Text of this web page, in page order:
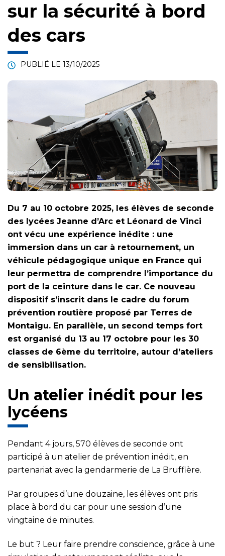
sur la sécurité à bord
des cars
PUBLIÉ LE 13/10/2025
Du 7 au 10 octobre 2025, les élèves de seconde
des lycées Jeanne d’Arc et Léonard de Vinci
ont vécu une expérience inédite : une
immersion dans un car à retournement, un
véhicule pédagogique unique en France qui
leur permettra de comprendre l’importance du
port de la ceinture dans le car. Ce nouveau
dispositif s’inscrit dans le cadre du forum
prévention routière proposé par Terres de
Montaigu. En parallèle, un second temps fort
est organisé du 13 au 17 octobre pour les 30
classes de 6ème du territoire, autour d’ateliers
de sensibilisation.
Un atelier inédit pour les
lycéens
Pendant 4 jours, 570 élèves de seconde ont
participé à un atelier de prévention inédit, en
partenariat avec la gendarmerie de La Bruffière.
Par groupes d’une douzaine, les élèves ont pris
place à bord du car pour une session d’une
vingtaine de minutes.
Le but ? Leur faire prendre conscience, grâce à une